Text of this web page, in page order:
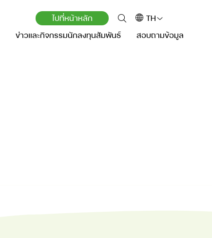
ไปที่หน้าหลัก
TH
ข่าวและกิจกรรมนักลงทุนสัมพันธ์ สอบถามข้อมูล